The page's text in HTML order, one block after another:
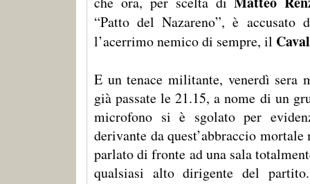
“Patto del Nazareno”, è accusato
l’acerrimo nemico di sempre, il
E un tenace militante, venerdì sera
già passate le 21.15, a nome di un
microfono si è sgolato per
derivante da quest’abbraccio
parlato di fronte ad una sala
qualsiasi alto dirigente del